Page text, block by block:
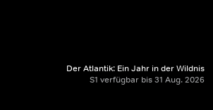
Der Atlantik: Ein Jahr in der Wildnis
S1 verfügbar bis 31 Aug. 2026